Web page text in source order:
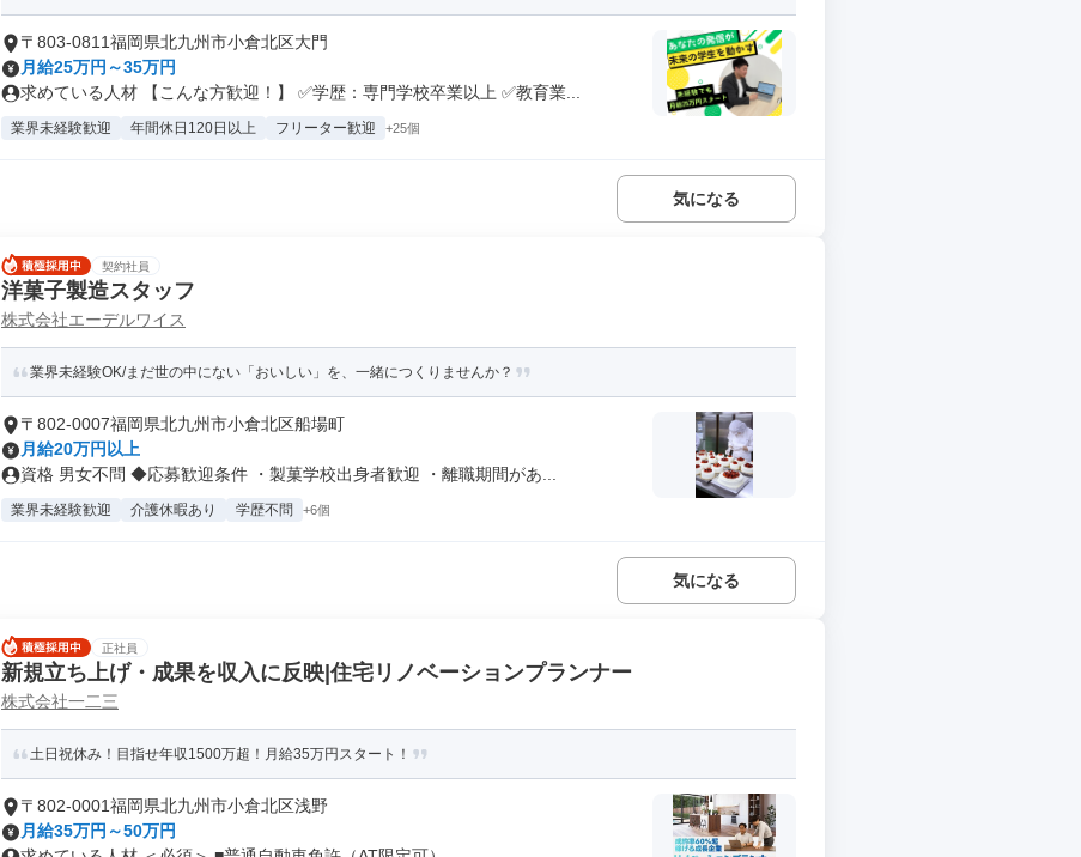
〒803-0811福岡県北九州市小倉北区大門
月給25万円～35万円
求めている人材 【こんな方歓迎！】 ✅学歴：専門学校卒業以上 ✅教育業...
業界未経験歓迎 年間休日120日以上 フリーター歓迎 +25個
気になる
契約社員
洋菓子製造スタッフ
株式会社エーデルワイス
業界未経験OK/まだ世の中にない「おいしい」を、一緒につくりませんか？
〒802-0007福岡県北九州市小倉北区船場町
月給20万円以上
資格 男女不問 ◆応募歓迎条件 ・製菓学校出身者歓迎 ・離職期間があ...
業界未経験歓迎 介護休暇あり 学歴不問 +6個
気になる
正社員
新規立ち上げ・成果を収入に反映|住宅リノベーションプランナー
株式会社一二三
土日祝休み！目指せ年収1500万超！月給35万円スタート！
〒802-0001福岡県北九州市小倉北区浅野
月給35万円～50万円